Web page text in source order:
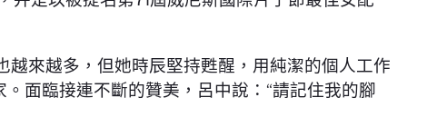
來越多，但她時辰堅持甦醒，用純潔的個人工作
面臨接連不斷的贊美，呂中說：“請記住我的腳